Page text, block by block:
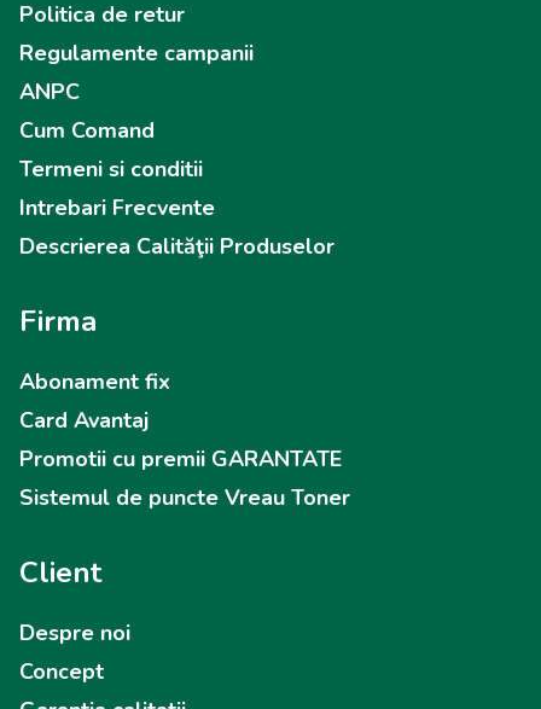
Politica de retur
Regulamente campanii
ANPC
Cum Comand
Termeni si conditii
Intrebari Frecvente
Descrierea Calităţii Produselor
Firma
Abonament fix
Card Avantaj
Promotii cu premii GARANTATE
Sistemul de puncte Vreau Toner
Client
Despre noi
Concept